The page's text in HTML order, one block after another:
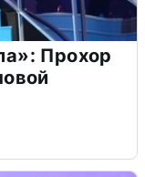
Прохор